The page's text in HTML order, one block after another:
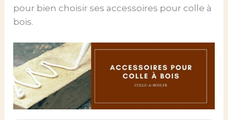
pour bien choisir ses accessoires pour colle à
bois.